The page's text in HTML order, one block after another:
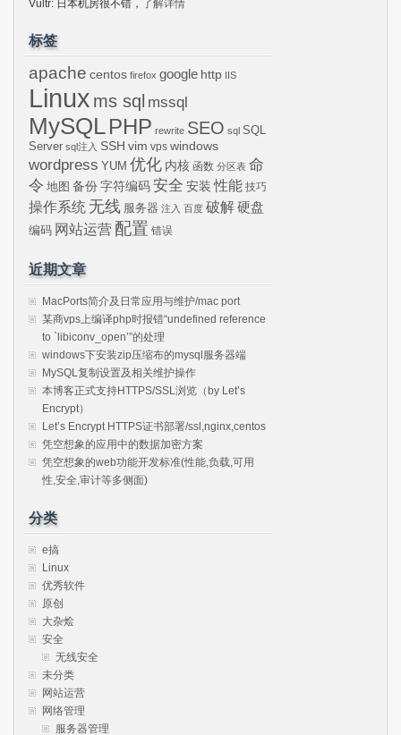
Vultr: 日本机房很不错， 了解详情
标签
apache centos firefox google http IIS
Linux ms sql mssql
MySQLPHP rewrite SEO sql SQL
Server sql注入 SSH vim vps windows
wordpress YUM 优化 内核 函数 分区表 命
令 地图 备份 字符编码 安全 安装 性能 技巧
操作系统 无线 服务器 注入 百度 破解硬盘
编码 网站运营 配置 错误
近期文章
MacPorts简介及日常应用与维护/mac port
某商vps上编译php时报错“undefined reference
to `libiconv_open’”的处理
windows下安装zip压缩布的mysql服务器端
MySQL复制设置及相关维护操作
本博客正式支持HTTPS/SSL浏览（by Let’s
Encrypt）
Let’s Encrypt HTTPS证书部署/ssl,nginx,centos
凭空想象的应用中的数据加密方案
凭空想象的web功能开发标准(性能,负载,可用
性,安全,审计等多侧面)
分类
e搞
Linux
优秀软件
原创
大杂烩
安全
无线安全
未分类
网站运营
网络管理
服务器管理